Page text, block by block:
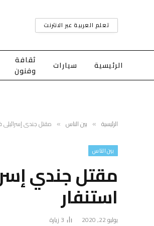
تعلم العربية عبر الانترنت
الرئيسية سيارات
ثقافة
وفنون
الرئيسية » بين الناس » مقتل جندي إسرائيلي
بين الناس
مقتل جندي
استنفار
يوليو 22, 2020 3 زيارة